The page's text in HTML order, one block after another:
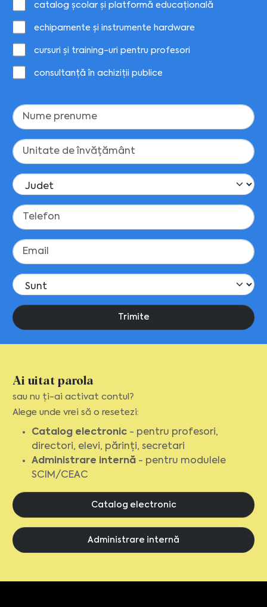
catalog școlar și platformă educațională
echipamente și instrumente hardware
cursuri și training-uri pentru profesori
consultanță în achiziții publice
Trimite
Ai uitat parola
sau nu ți-ai activat contul?
Alege unde vrei să o resetezi:
Catalog electronic- pentru profesori,
directori, elevi, părinți, secretari
Administrare internă- pentru modulele
SCIM/CEAC
Catalog electronic
Administrare internă